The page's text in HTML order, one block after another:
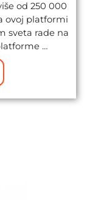
od 250 000
ovoj platformi
sveta rade na
…